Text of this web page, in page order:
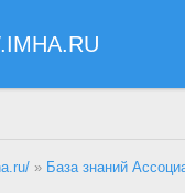
» База знаний